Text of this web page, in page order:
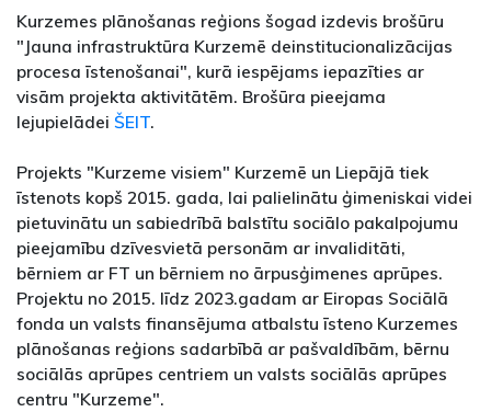
Kurzemes plānošanas reģions šogad izdevis brošūru
"Jauna infrastruktūra Kurzemē deinstitucionalizācijas
procesa īstenošanai", kurā iespējams iepazīties ar
visām projekta aktivitātēm. Brošūra pieejama
lejupielādei ŠEIT.
Projekts "Kurzeme visiem" Kurzemē un Liepājā tiek
īstenots kopš 2015. gada, lai palielinātu ģimeniskai videi
pietuvinātu un sabiedrībā balstītu sociālo pakalpojumu
pieejamību dzīvesvietā personām ar invaliditāti,
bērniem ar FT un bērniem no ārpusģimenes aprūpes.
Projektu no 2015. līdz 2023.gadam ar Eiropas Sociālā
fonda un valsts finansējuma atbalstu īsteno Kurzemes
plānošanas reģions sadarbībā ar pašvaldībām, bērnu
sociālās aprūpes centriem un valsts sociālās aprūpes
centru "Kurzeme".